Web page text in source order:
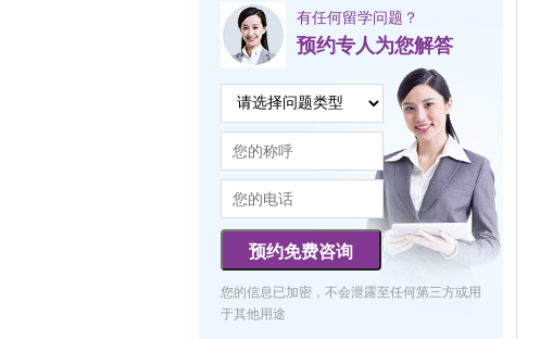
有任何留学问题？
预约专人为您解答
预约免费咨询
您的信息已加密，不会泄露至任何第三方或用
于其他用途